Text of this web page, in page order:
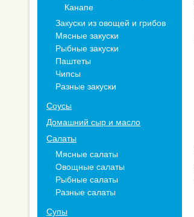
Канапе
Закуски из овощей и грибов
Мясные закуски
Рыбные закуски
Паштеты
Чипсы
Разные закуски
Соусы
Домашний сыр и масло
Салаты
Мясные салаты
Овощные салаты
Рыбные салаты
Разные салаты
Супы